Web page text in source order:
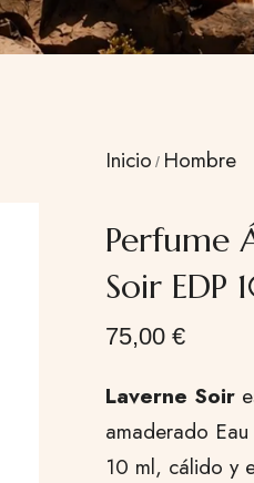
Inicio Hombre
Perfume
Soir
75,00 €
Laverne Soir
amaderado
10 ml, cálido y